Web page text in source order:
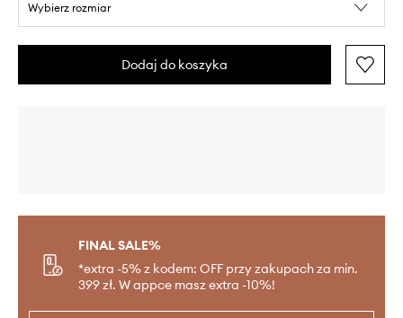
Wybierz rozmiar
Dodaj do koszyka
FINAL SALE%
*extra -5% z kodem: OFF przy zakupach za min.
399 zł. W appce masz extra -10%!